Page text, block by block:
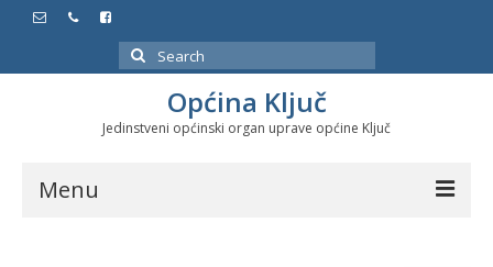
Search
for:
Općina Ključ
Jedinstveni općinski organ uprave općine Ključ
Menu